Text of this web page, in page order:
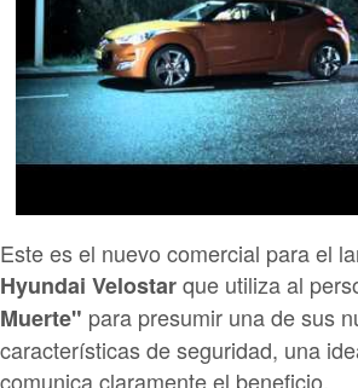
Este es el nuevo comercial para el
Hyundai Velostarque utiliza al
Muerte" para presumir una de sus
características de seguridad, una
comunica claramente el beneficio.